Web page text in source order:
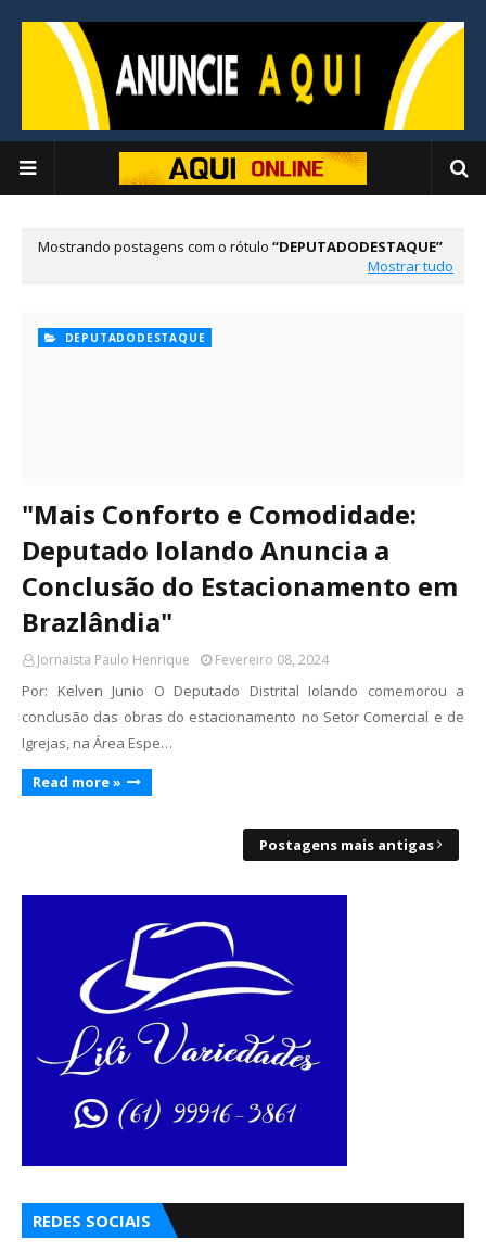
Mostrando postagens com o rótulo
DEPUTADODESTAQUE
Mostrar tudo
DEPUTADODESTAQUE
"Mais Conforto e Comodidade:
Deputado Iolando Anuncia a
Conclusão do Estacionamento em
Brazlândia"
Jornaista Paulo Henrique Fevereiro 08, 2024
Por: Kelven Junio O Deputado Distrital Iolando comemorou a
conclusão das obras do estacionamento no Setor Comercial e de
Igrejas, na Área Espe…
Read more »
Postagens mais antigas
REDES SOCIAIS